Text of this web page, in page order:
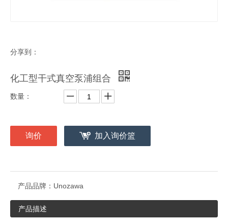
分享到：
化工型干式真空泵浦组合
数量：
询价 加入询价篮
产品品牌： Unozawa
产品描述